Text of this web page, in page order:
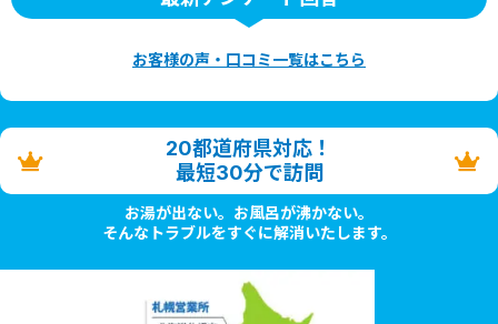
お客様の声・口コミ一覧はこちら
20都道府県対応！
最短30分で訪問
お湯が出ない。お風呂が沸かない。
そんなトラブルをすぐに解消いたします。